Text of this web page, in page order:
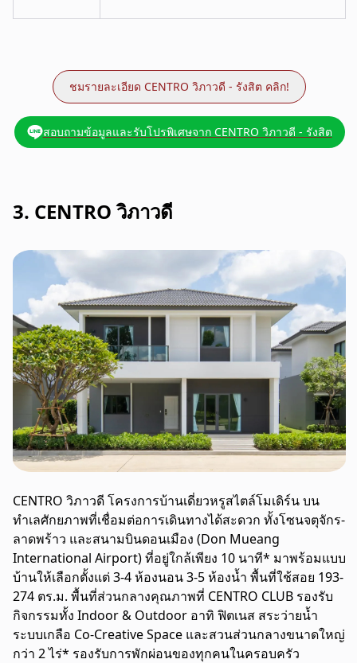
ชมรายละเอียด CENTRO วิภาวดี - รังสิต คลิก!
สอบถามข้อมูลและรับโปรพิเศษจาก CENTRO วิภาวดี - รังสิต
3. CENTRO วิภาวดี
CENTRO วิภาวดี โครงการบ้านเดี่ยวหรูสไตล์โมเดิร์น บน
ทำเลศักยภาพที่เชื่อมต่อการเดินทางได้สะดวก ทั้งโซนจตุจักร-
ลาดพร้าว และสนามบินดอนเมือง (Don Mueang
International Airport) ที่อยู่ใกล้เพียง 10 นาที* มาพร้อมแบบ
บ้านให้เลือกตั้งแต่ 3-4 ห้องนอน 3-5 ห้องน้ำ พื้นที่ใช้สอย 193-
274 ตร.ม. พื้นที่ส่วนกลางคุณภาพที่ CENTRO CLUB รองรับ
กิจกรรมทั้ง Indoor & Outdoor อาทิ ฟิตเนส สระว่ายน้ำ
ระบบเกลือ Co-Creative Space และสวนส่วนกลางขนาดใหญ่
กว่า 2 ไร่* รองรับการพักผ่อนของทุกคนในครอบครัว